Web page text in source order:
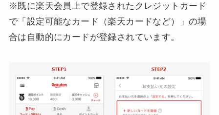
※既に楽天会員上で登録されたクレジットカード
で「設定可能なカード（楽天カードなど）」の場
合は自動的にカードが登録されています。